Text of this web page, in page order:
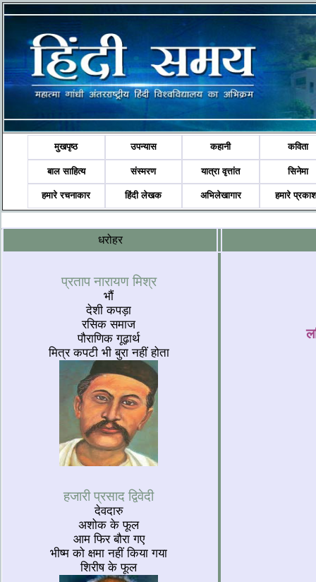
मुखपृष्ठ उपन्यास कहानी कविता
बाल साहित्य संस्मरण यात्रा वृत्तांत सिनेमा
हमारे रचनाकार हिंदी लेखक अभिलेखागार हमारे
धरोहर
प्रताप नारायण मिश्र
भौं
देशी कपड़ा
रसिक समाज
पौराणिक गूढ़ार्थ
मित्र कपटी भी बुरा नहीं होता
हजारी प्रसाद द्विवेदी
देवदारु
अशोक के फूल
आम फिर बौरा गए
भीष्म को क्षमा नहीं किया गया
शिरीष के फूल